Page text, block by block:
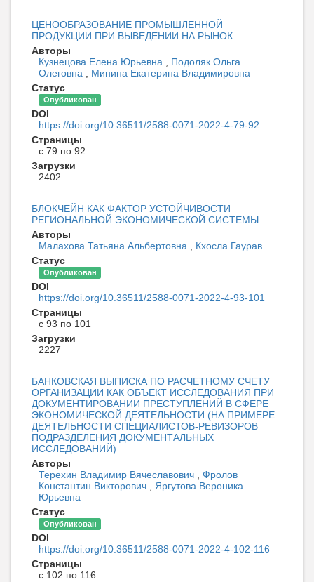
ЦЕНООБРАЗОВАНИЕ ПРОМЫШЛЕННОЙ
ПРОДУКЦИИ ПРИ ВЫВЕДЕНИИ НА РЫНОК
Авторы
Кузнецова Елена Юрьевна
Подоляк Ольга
Олеговна
Минина Екатерина Владимировна
Статус
Опубликован
DOI
https://doi.org/10.36511/2588-0071-2022-4-79-92
Страницы
с 79 по 92
Загрузки
2402
БЛОКЧЕЙН КАК ФАКТОР УСТОЙЧИВОСТИ
РЕГИОНАЛЬНОЙ ЭКОНОМИЧЕСКОЙ СИСТЕМЫ
Авторы
Малахова Татьяна Альбертовна
Кхосла Гаурав
Статус
Опубликован
DOI
https://doi.org/10.36511/2588-0071-2022-4-93-101
Страницы
с 93 по 101
Загрузки
2227
БАНКОВСКАЯ ВЫПИСКА ПО РАСЧЕТНОМУ СЧЕТУ
ОРГАНИЗАЦИИ КАК ОБЪЕКТ ИССЛЕДОВАНИЯ ПРИ
ДОКУМЕНТИРОВАНИИ ПРЕСТУПЛЕНИЙ В СФЕРЕ
ЭКОНОМИЧЕСКОЙ ДЕЯТЕЛЬНОСТИ (НА ПРИМЕРЕ
ДЕЯТЕЛЬНОСТИ СПЕЦИАЛИСТОВ-РЕВИЗОРОВ
ПОДРАЗДЕЛЕНИЯ ДОКУМЕНТАЛЬНЫХ
ИССЛЕДОВАНИЙ)
Авторы
Терехин Владимир Вячеславович
Фролов
Константин Викторович
Яргутова Вероника
Юрьевна
Статус
Опубликован
DOI
https://doi.org/10.36511/2588-0071-2022-4-102-116
Страницы
с 102 по 116